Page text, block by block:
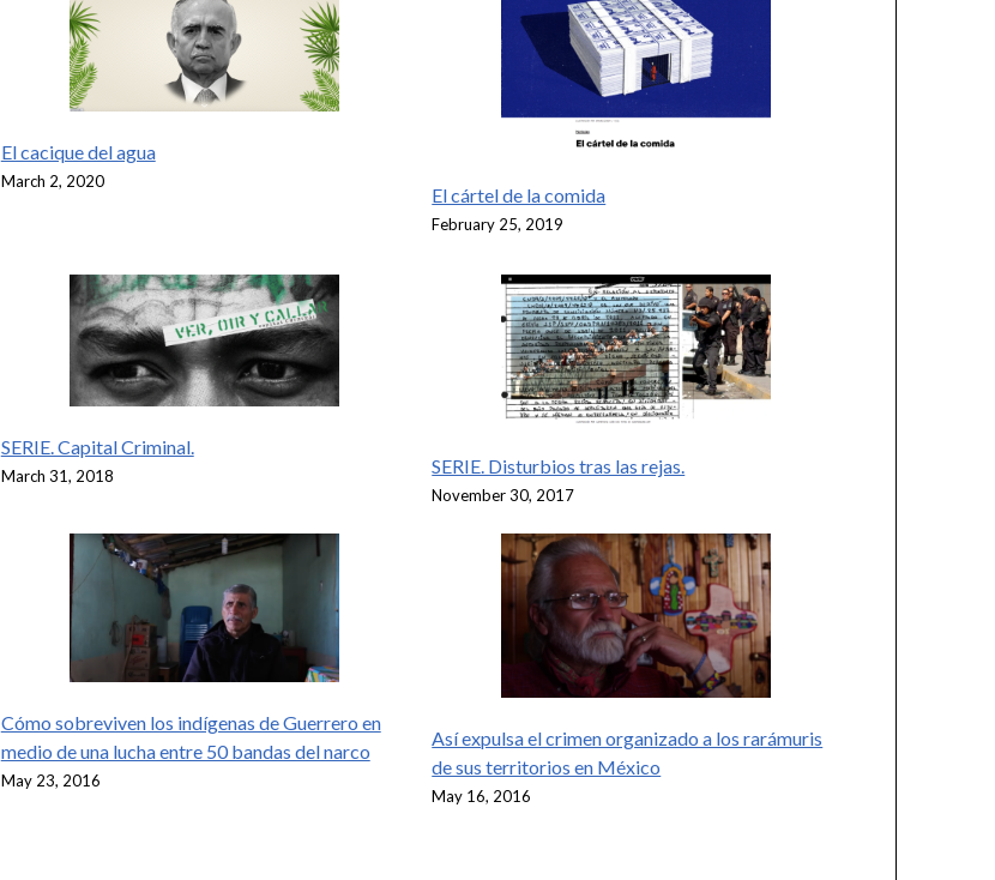
El cacique del agua
March 2, 2020
El cártel de la comida
February 25, 2019
SERIE. Capital Criminal.
March 31, 2018 SERIE. Disturbios tras las rejas.
November 30, 2017
Cómo sobreviven los indígenas de Guerrero en
medio de una lucha entre 50 bandas del narco
May 23, 2016
Así expulsa el crimen organizado a los rarámuris
de sus territorios en México
May 16, 2016